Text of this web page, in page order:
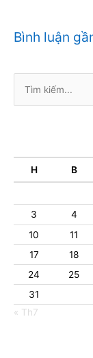
Bình luận
kiếm:
H B
3
4
10
11
17
18
24
25
31
« Th7